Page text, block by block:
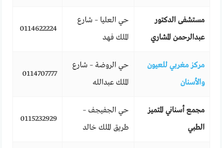
مستشفى الدكتور
عبدالرحمن المشاري
حي العليا – شارع
الملك فهد
0114622224
مركز مغربي للعيون
والأسنان
حي الروضة – شارع
الملك عبدالله
0114707777
مجمع أسناني المتميز
الطبي
حي الجفيجف –
طريق الملك خالد
0115232929